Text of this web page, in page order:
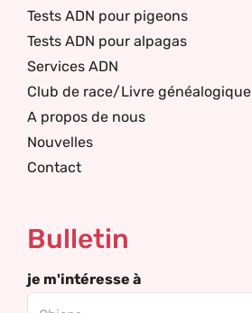
Tests ADN pour pigeons
Tests ADN pour alpagas
Services ADN
Club de race/Livre généalogique
A propos de nous
Nouvelles
Contact
Bulletin
je m'intéresse à